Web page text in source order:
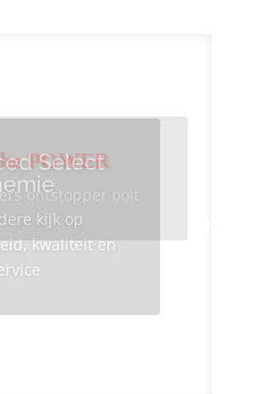
Select
kijk op
kwaliteit en
POWER
ontstopper ooit